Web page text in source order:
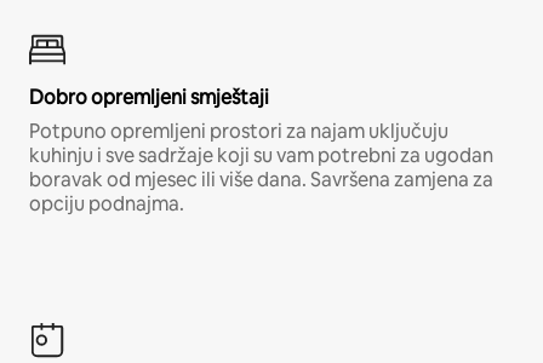
Dobro opremljeni smještaji
Potpuno opremljeni prostori za najam uključuju
kuhinju i sve sadržaje koji su vam potrebni za ugodan
boravak od mjesec ili više dana. Savršena zamjena za
opciju podnajma.